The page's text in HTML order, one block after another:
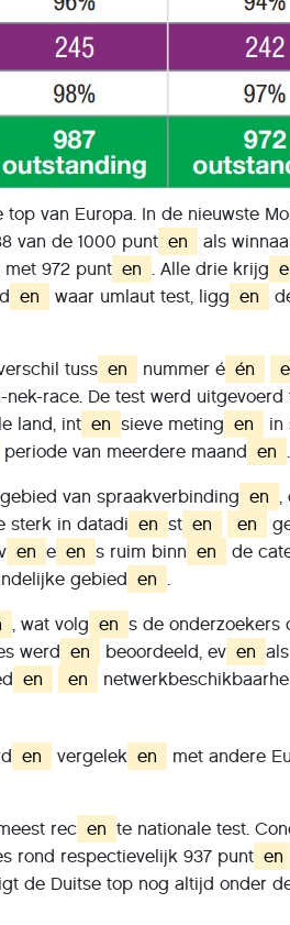
van Europa. In de nieuwste
van de 1000 punt en
als
972 punt en . Alle drie krijg
en waar umlaut test, ligg en
tuss en nummer é én
nek-race. De test werd uitgevoerd
land, int en sieve meting en
in
periode van meerdere maand en .
van spraakverbinding en ,
sterk in datadi en st en en
en e en s ruim binn en
de
gebied en .
, wat volg en s de onderzoekers
werd en beoordeeld, ev en als
en en
en vergelek en
met andere
rec en te nationale test.
rond respectievelijk 937 punt en
de Duitse top nog altijd onder